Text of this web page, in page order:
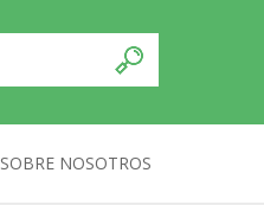
SOBRE NOSOTROS